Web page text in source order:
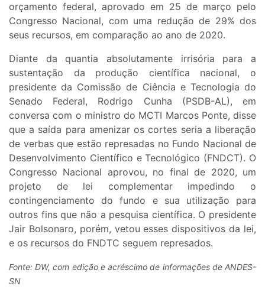
orçamento federal, aprovado em 25 de março pelo
Congresso Nacional, com uma redução de 29% dos
seus recursos, em comparação ao ano de 2020.
Diante da quantia absolutamente irrisória para a
sustentação da produção científica nacional, o
presidente da Comissão de Ciência e Tecnologia do
Senado Federal, Rodrigo Cunha (PSDB-AL), em
conversa com o ministro do MCTI Marcos Ponte, disse
que a saída para amenizar os cortes seria a liberação
de verbas que estão represadas no Fundo Nacional de
Desenvolvimento Científico e Tecnológico (FNDCT). O
Congresso Nacional aprovou, no final de 2020, um
projeto de lei complementar impedindo o
contingenciamento do fundo e sua utilização para
outros fins que não a pesquisa científica. O presidente
Jair Bolsonaro, porém, vetou esses dispositivos da lei,
e os recursos do FNDTC seguem represados.
Fonte: DW, com edição e acréscimo de informações de ANDES-
SN